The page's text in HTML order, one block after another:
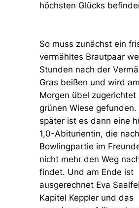
höchsten Glücks
So muss zunächst ein
vermähltes Brautpaar
Stunden nach der
Gras beißen und wird
Morgen übel zugerichtet
grünen Wiese gefunden.
später ist es dann eine
1,0-Abiturientin, die
Bowlingpartie im
nicht mehr den Weg
findet. Und am Ende ist
ausgerechnet Eva
Kapitel Keppler und das